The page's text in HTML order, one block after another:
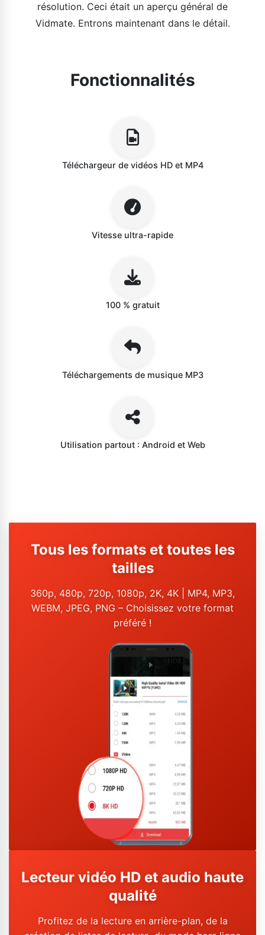
résolution. Ceci était un aperçu général de
Vidmate. Entrons maintenant dans le détail.
Fonctionnalités
Téléchargeur de vidéos HD et MP4
Vitesse ultra-rapide
100 % gratuit
Téléchargements de musique MP3
Utilisation partout : Android et Web
Tous les formats et toutes les
tailles
360p, 480p, 720p, 1080p, 2K, 4K | MP4, MP3,
WEBM, JPEG, PNG – Choisissez votre format
préféré !
Lecteur vidéo HD et audio haute
qualité
Profitez de la lecture en arrière-plan, de la